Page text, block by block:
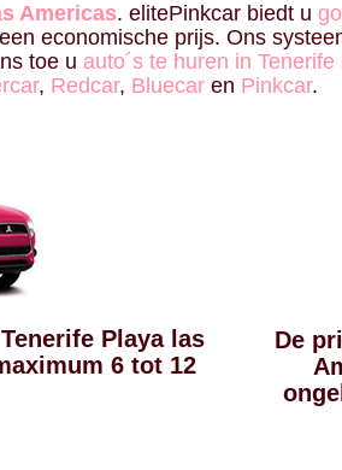
Americas. elitePinkcar biedt u
economische prijs. Ons
toe u auto´s te huren in
, Redcar, Bluecar en Pinkcar.
Playa las
6 tot 12
De